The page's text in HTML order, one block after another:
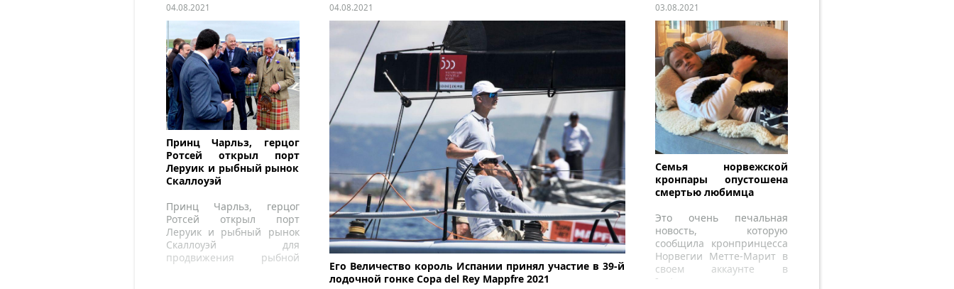
04.08.2021
Принц Чарльз, герцог
Ротсей открыл порт
Леруик и рыбный рынок
Скаллоуэй
Принц Чарльз, герцог
Ротсей открыл порт
Леруик и рыбный рынок
Скаллоуэй для
продвижения рыбной
04.08.2021
Его Величество король Испании принял участие в 39-й
лодочной гонке Copa del Rey Mappfre 2021
03.08.2021
Семья норвежской
кронпары опустошена
смертью любимца
Это очень печальная
новость, которую
сообщила кронпринцесса
Норвегии Метте-Марит в
своем аккаунте в
Instagram.